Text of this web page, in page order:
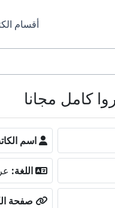
أقسام
اسم
اللغة:
صفحة